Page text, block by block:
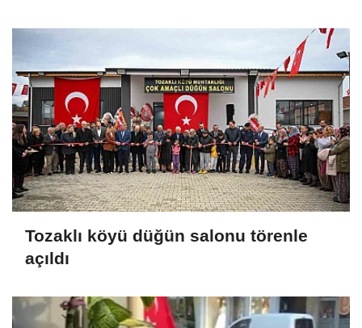
Tozaklı köyü düğün salonu törenle
açıldı